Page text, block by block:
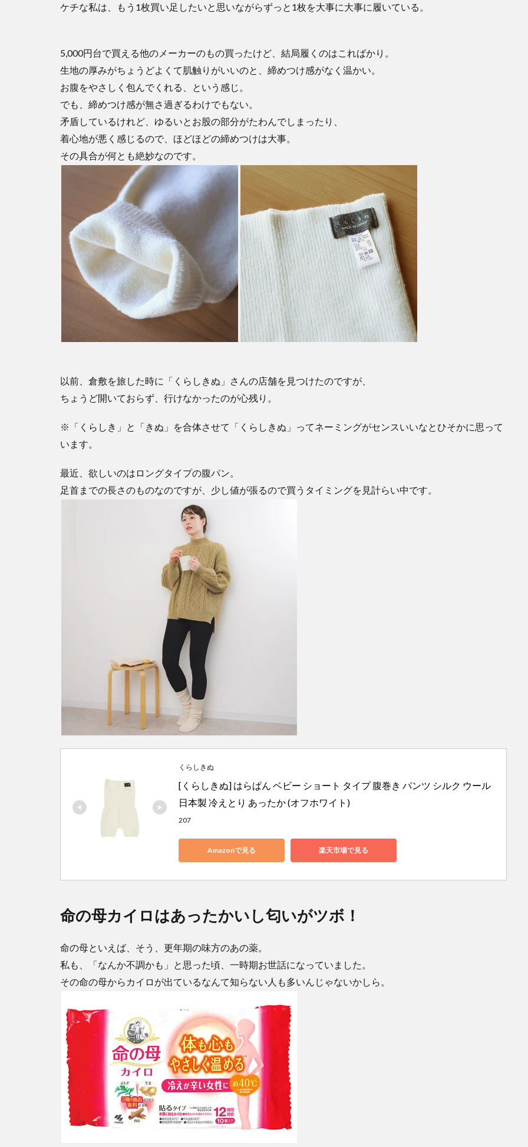
ケチな私は、もう1枚買い足したいと思いながらずっと1枚を大事に大事に履いている。
5,000円台で買える他のメーカーのもの買ったけど、結局履くのはこればかり。
生地の厚みがちょうどよくて肌触りがいいのと、締めつけ感がなく温かい。
お腹をやさしく包んでくれる、という感じ。
でも、締めつけ感が無さ過ぎるわけでもない。
矛盾しているけれど、ゆるいとお股の部分がたわんでしまったり、
着心地が悪く感じるので、ほどほどの締めつけは大事。
その具合が何とも絶妙なのです。
以前、倉敷を旅した時に「くらしきぬ」さんの店舗を見つけたのですが、
ちょうど開いておらず、行けなかったのが心残り。
※「くらしき」と「きぬ」を合体させて「くらしきぬ」ってネーミングがセンスいいなとひそかに思って
います。
最近、欲しいのはロングタイプの腹パン。
足首までの長さのものなのですが、少し値が張るので買うタイミングを見計らい中です。
くらしきぬ
[くらしきぬ] はらぱん ベビー ショート タイプ 腹巻き パンツ シルク ウール
日本製 冷えとり あったか (オフホワイト)
207
Amazonで見る 楽天市場で見る
命の母カイロはあったかいし匂いがツボ！
命の母といえば、そう、更年期の味方のあの薬。
私も、「なんか不調かも」と思った頃、一時期お世話になっていました。
その命の母からカイロが出ているなんて知らない人も多いんじゃないかしら。